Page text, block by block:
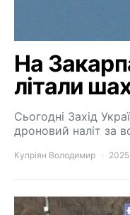
На
літали
Сьогодні Захід
дроновий наліт за
Купріян Володимир